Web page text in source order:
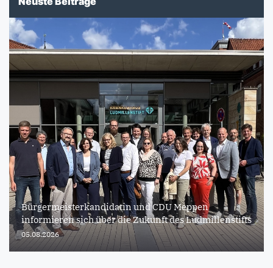
Bürgermeisterkandidatin und CDU Meppen
informieren sich über die Zukunft des Ludmillenstifts
05.08.2026